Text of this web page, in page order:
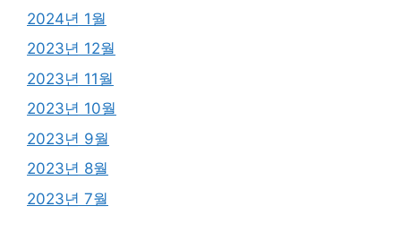
2024년 1월
2023년 12월
2023년 11월
2023년 10월
2023년 9월
2023년 8월
2023년 7월